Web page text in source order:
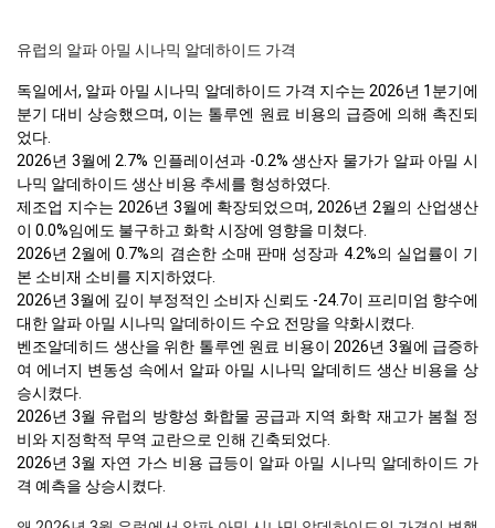
유럽의 알파 아밀 시나믹 알데하이드 가격
독일에서, 알파 아밀 시나믹 알데하이드 가격 지수는 2026년 1분기에
분기 대비 상승했으며, 이는 톨루엔 원료 비용의 급증에 의해 촉진되
었다.
2026년 3월에 2.7% 인플레이션과 -0.2% 생산자 물가가 알파 아밀 시
나믹 알데하이드 생산 비용 추세를 형성하였다.
제조업 지수는 2026년 3월에 확장되었으며, 2026년 2월의 산업생산
이 0.0%임에도 불구하고 화학 시장에 영향을 미쳤다.
2026년 2월에 0.7%의 겸손한 소매 판매 성장과 4.2%의 실업률이 기
본 소비재 소비를 지지하였다.
2026년 3월에 깊이 부정적인 소비자 신뢰도 -24.7이 프리미엄 향수에
대한 알파 아밀 시나믹 알데하이드 수요 전망을 약화시켰다.
벤조알데히드 생산을 위한 톨루엔 원료 비용이 2026년 3월에 급증하
여 에너지 변동성 속에서 알파 아밀 시나믹 알데히드 생산 비용을 상
승시켰다.
2026년 3월 유럽의 방향성 화합물 공급과 지역 화학 재고가 봄철 정
비와 지정학적 무역 교란으로 인해 긴축되었다.
2026년 3월 자연 가스 비용 급등이 알파 아밀 시나믹 알데하이드 가
격 예측을 상승시켰다.